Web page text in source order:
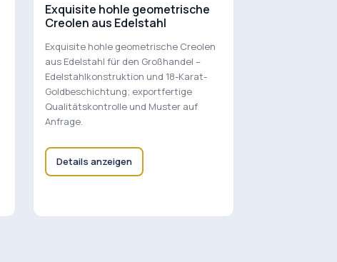
Exquisite hohle geometrische
Creolen aus Edelstahl
Exquisite hohle geometrische Creolen
aus Edelstahl für den Großhandel –
Edelstahlkonstruktion und 18-Karat-
Goldbeschichtung; exportfertige
Qualitätskontrolle und Muster auf
Anfrage.
Details anzeigen